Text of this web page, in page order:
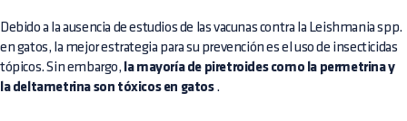
Debido a la ausencia de estudios de las vacunas contra la Leishmania spp.
en gatos, la mejor estrategia para su prevención es el uso de insecticidas
tópicos. Sin embargo, la mayoría de piretroides como la permetrina y
la deltametrina son tóxicos en gatos.